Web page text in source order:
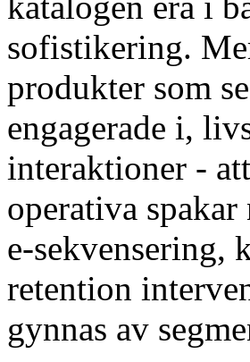
sofistikering.
produkter som
engagerade i,
interaktioner -
operativa
e-sekvensering,
retention
gynnas av